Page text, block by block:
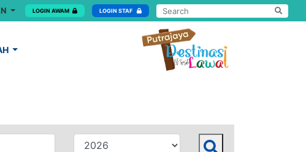
LOGIN AWAM LOGIN STAF